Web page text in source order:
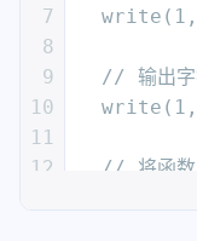
7
8
9
10
11
12
// 输出
// 将函